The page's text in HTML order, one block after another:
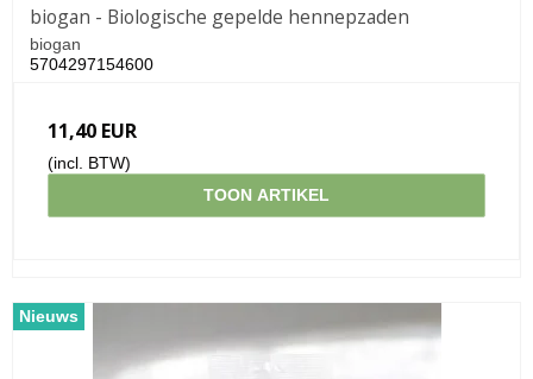
biogan - Biologische gepelde hennepzaden
biogan
5704297154600
11,40 EUR
(incl. BTW)
TOON ARTIKEL
Nieuws